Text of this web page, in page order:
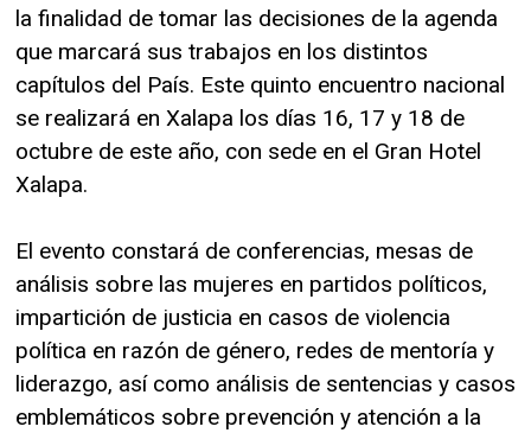
la finalidad de tomar las decisiones de la agenda
que marcará sus trabajos en los distintos
capítulos del País. Este quinto encuentro nacional
se realizará en Xalapa los días 16, 17 y 18 de
octubre de este año, con sede en el Gran Hotel
Xalapa.
El evento constará de conferencias, mesas de
análisis sobre las mujeres en partidos políticos,
impartición de justicia en casos de violencia
política en razón de género, redes de mentoría y
liderazgo, así como análisis de sentencias y casos
emblemáticos sobre prevención y atención a la